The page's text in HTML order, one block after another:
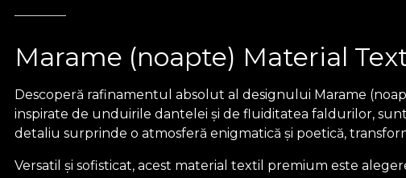
Marame (noapte) Material
Descoperă rafinamentul absolut al designului Marame
inspirate de unduirile dantelei și de fluiditatea faldurilor,
detaliu surprinde o atmosferă enigmatică și poetică,
Versatil și sofisticat, acest material textil premium este